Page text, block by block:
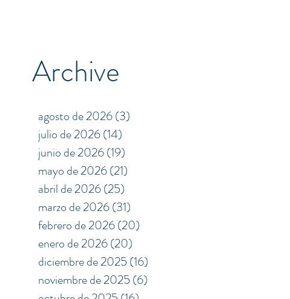
Archive
agosto de 2026(3)
julio de 2026(14)
junio de 2026(19)
mayo de 2026(21)
abril de 2026(25)
marzo de 2026(31)
febrero de 2026(20)
enero de 2026(20)
diciembre de 2025 (16)
noviembre de 2025 (6)